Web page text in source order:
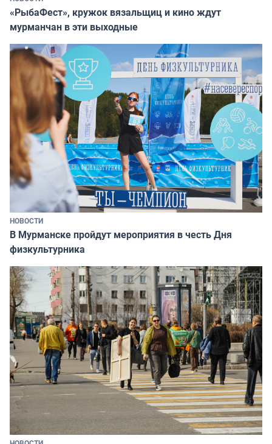
«РыбаФест», кружок вязальщиц и кино ждут
мурманчан в эти выходные
НОВОСТИ
В Мурманске пройдут мероприятия в честь Дня
физкультурника